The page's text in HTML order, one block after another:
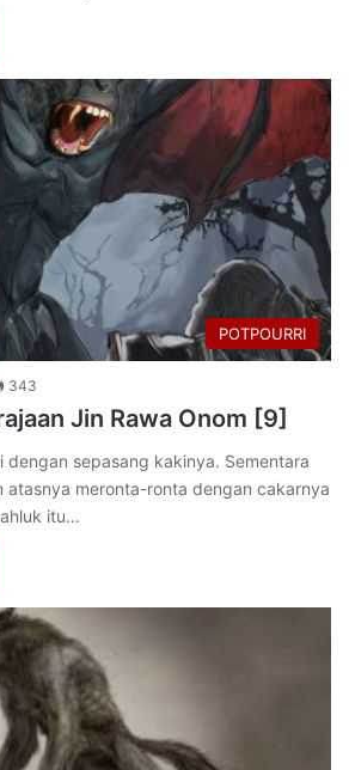
POTPOURRI
343
Jin Rawa Onom [9]
dengan sepasang kakinya. Sementara
atasnya meronta-ronta dengan cakarnya
itu…